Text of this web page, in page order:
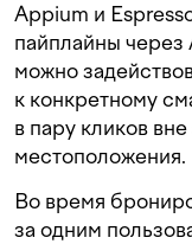
Appium и
пайплайны через
можно
к конкретному
в пару кликов
местоположения.
Во время
за одним